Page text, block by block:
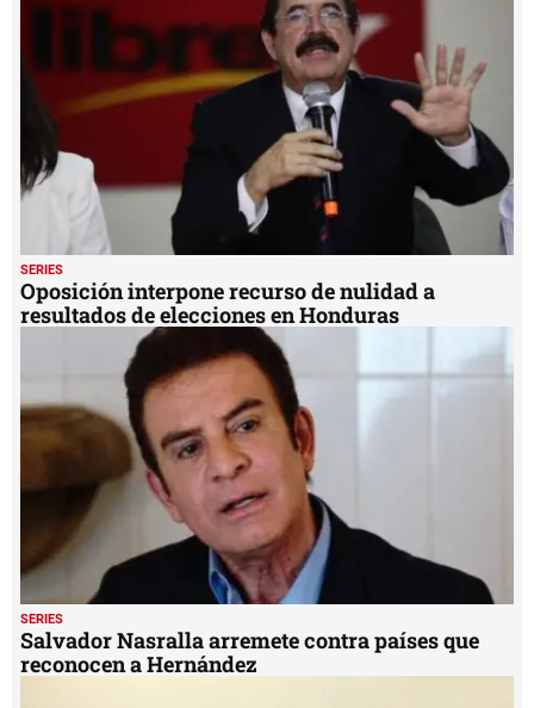
minute,
seconds
SERIES
Oposición interpone recurso de nulidad a
resultados de elecciones en Honduras
SERIES
Salvador Nasralla arremete contra países que
reconocen a Hernández